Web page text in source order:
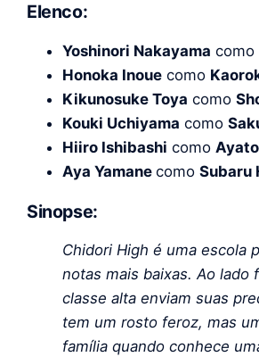
Elenco:
Yoshinori Nakayama como
Honoka Inoue como
Kikunosuke Toya como
Kouki Uchiyama como
Hiiro Ishibashi como
Aya Yamane como Subaru
Sinopse:
Chidori High é uma escola
notas mais baixas. Ao lado
classe alta enviam suas
tem um rosto feroz, mas
família quando conhece